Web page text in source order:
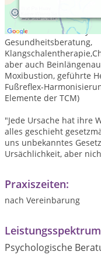
„Die natürliche
um wieder gesund zu
Ihnen durch z. B.:
Gesundheitsberatung,
aber auch
Moxibustion, geführte
Fußreflex-
Elemente der TCM)
"Jede Ursache hat ihre
alles geschieht
uns unbekanntes
Ursächlichkeit, aber
Praxiszeiten:
nach Vereinbarung
Psychologische